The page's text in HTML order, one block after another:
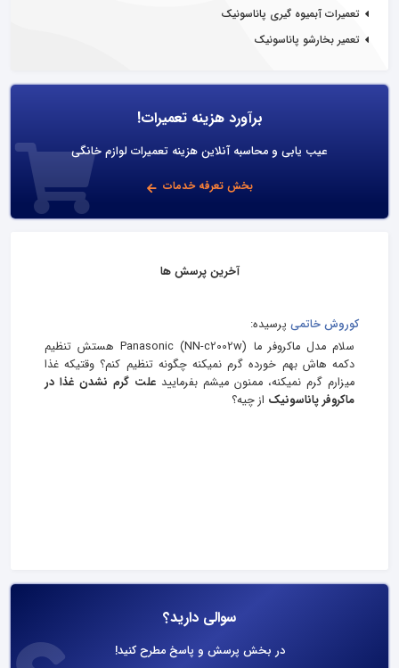
تعمیرات آبمیوه گیری پاناسونیک
تعمیر بخارشو پاناسونیک
برآورد هزینه تعمیرات!
عیب یابی و محاسبه آنلاین هزینه تعمیرات لوازم خانگی
بخش تعرفه خدمات
آخرین پرسش ها
کوروش خاتمی پرسیده:
سلام مدل ماکروفر ما Panasonic (NN-c2002w) هستش تنظیم
دکمه هاش بهم خورده گرم نمیکنه چگونه تنظیم کنم؟ وقتیکه غذا
میزارم گرم نمیکنه، ممنون میشم بفرمایید علت گرم نشدن غذا در
ماکروفر پاناسونیک از چیه؟
سوالی دارید؟
در بخش پرسش و پاسخ مطرح کنید!